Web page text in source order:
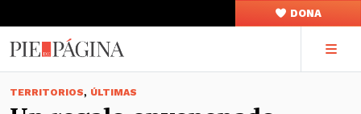
DONA
TERRITORIOS, ÚLTIMAS